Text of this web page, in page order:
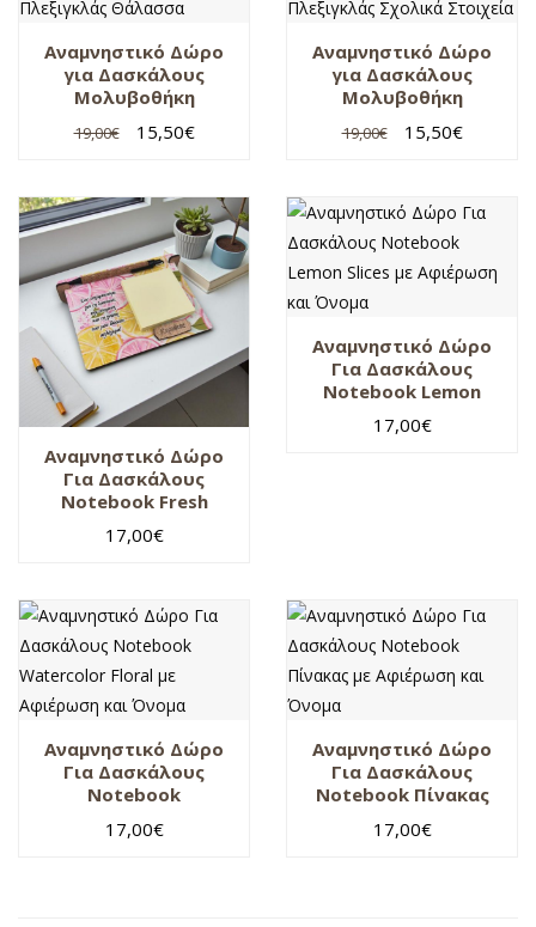
Αναμνηστικό Δώρο
για Δασκάλους
Μολυβοθήκη
Θάλασσα
19,00€ 15,50€
Αναμνηστικό Δώρο
για Δασκάλους
Μολυβοθήκη
Στοιχεία
19,00€ 15,50€
Αναμνηστικό Δώρο
Για Δασκάλους
Notebook Fresh
και Όνομα
17,00€
Αναμνηστικό Δώρο
Για Δασκάλους
Notebook Lemon
και Όνομα
17,00€
Αναμνηστικό Δώρο
Για Δασκάλους
Notebook
Αφιέρωση και
17,00€
Αναμνηστικό Δώρο
Για Δασκάλους
Notebook Πίνακας
Όνομα
17,00€